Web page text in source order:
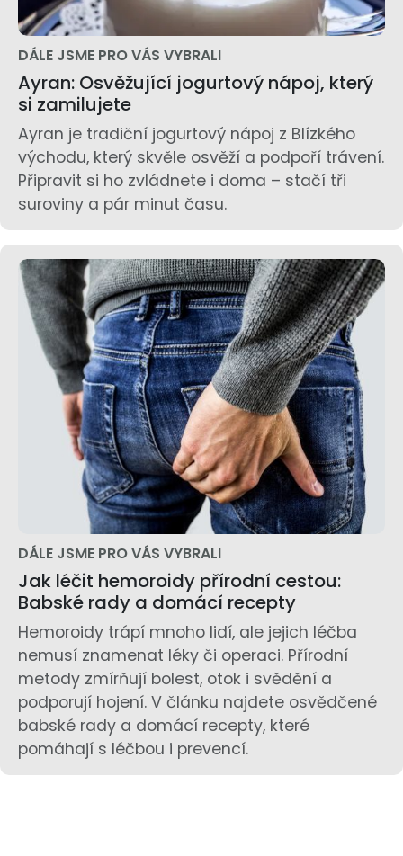
DÁLE JSME PRO VÁS VYBRALI
Ayran: Osvěžující jogurtový nápoj, který
si zamilujete
Ayran je tradiční jogurtový nápoj z Blízkého
východu, který skvěle osvěží a podpoří trávení.
Připravit si ho zvládnete i doma – stačí tři
suroviny a pár minut času.
DÁLE JSME PRO VÁS VYBRALI
Jak léčit hemoroidy přírodní cestou:
Babské rady a domácí recepty
Hemoroidy trápí mnoho lidí, ale jejich léčba
nemusí znamenat léky či operaci. Přírodní
metody zmírňují bolest, otok i svědění a
podporují hojení. V článku najdete osvědčené
babské rady a domácí recepty, které
pomáhají s léčbou i prevencí.